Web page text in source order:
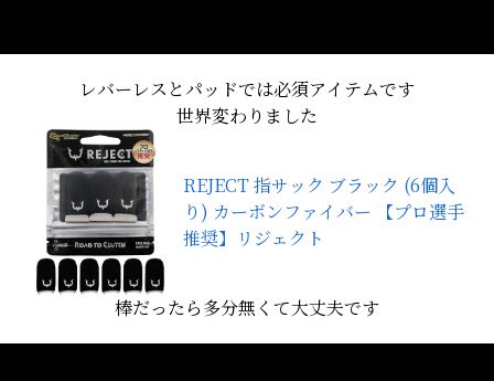
レバーレスとパッドでは必須アイテムです
世界変わりました
REJECT 指サック ブラック (6個入
り) カーボンファイバー 【プロ選手
推奨】リジェクト
棒だったら多分無くて大丈夫です